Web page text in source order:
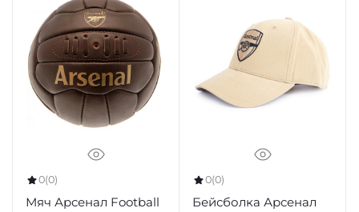
0(0)
Мяч Арсенал Football
0(0)
Бейсболка Арсенал